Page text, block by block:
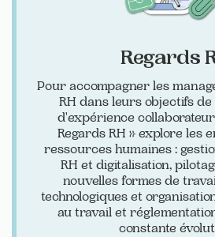
Regards
Pour accompagner les
RH dans leurs objectifs
d'expérience
Regards RH » explore les
ressources humaines :
RH et digitalisation,
nouvelles formes de
technologiques et
au travail et
constante